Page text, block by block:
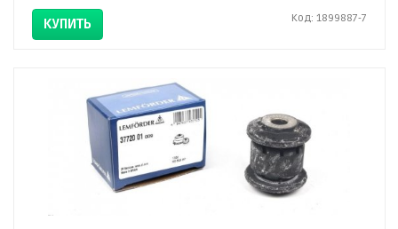
КУПИТЬ Код: 1899887-7